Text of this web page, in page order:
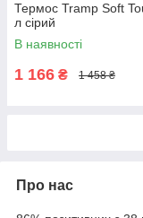
Термос Tramp Soft
л сірий
В наявності
1 166 ₴ 1 458 ₴
Про нас